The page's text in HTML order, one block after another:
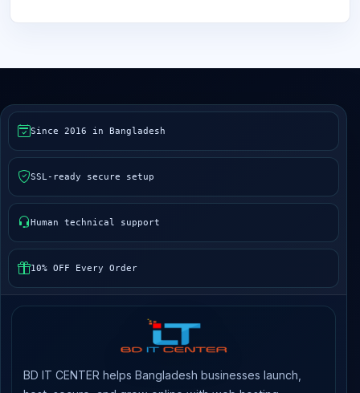
Since 2016 in Bangladesh
SSL-ready secure setup
Human technical support
10% OFF Every Order
BD IT CENTER helps Bangladesh businesses launch,